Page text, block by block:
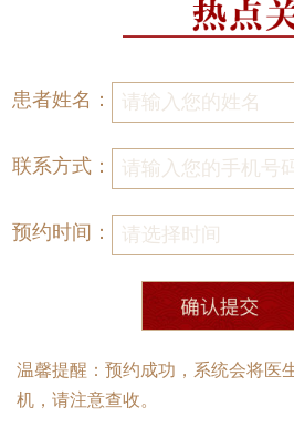
患者姓名：
联系方式：
预约时间：
温馨提醒：预约成功，系统会将医
机，请注意查收。